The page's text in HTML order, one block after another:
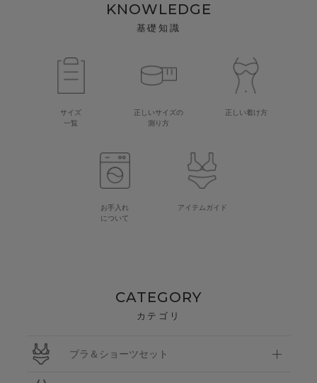
KNOWLEDGE
基礎知識
サイズ
一覧
正しいサイズの
測り方
正しい着け方
お手入れ
について
アイテムガイド
CATEGORY
カテゴリ
ブラ＆ショーツセット